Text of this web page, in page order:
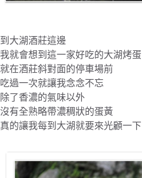
到大湖酒莊這邊
我就會想到這一家好吃的大湖烤蛋
就在酒莊斜對面的停車場前
吃過一次就讓我念念不忘
除了香濃的氣味以外
沒有全熟略帶濃稠狀的蛋黃
真的讓我每到大湖就要來光顧一下